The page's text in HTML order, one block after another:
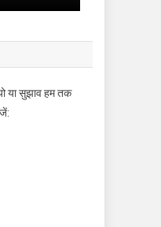
या सुझाव हम तक